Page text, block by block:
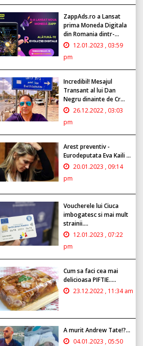
ZappAds.ro a Lansat
prima Moneda Digitala
din Romania dintr-...
12.01.2023 , 03:59
pm
Incredibil! Mesajul
Transant al lui Dan
Negru dinainte de Cr...
26.12.2022 , 03:03
pm
Arest preventiv -
Eurodeputata Eva Kaili ...
20.01.2023 , 09:14
pm
Voucherele lui Ciuca
imbogatesc si mai mult
strainii....
12.01.2023 , 07:22
pm
Cum sa faci cea mai
delicioasa PIFTIE.....
23.12.2022 , 11:34 am
A murit Andrew Tate!?...
04.01.2023 , 05:50